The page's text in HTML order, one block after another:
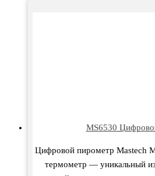
MS6530
Цифровой пирометр Mastech
термометр — уникальный